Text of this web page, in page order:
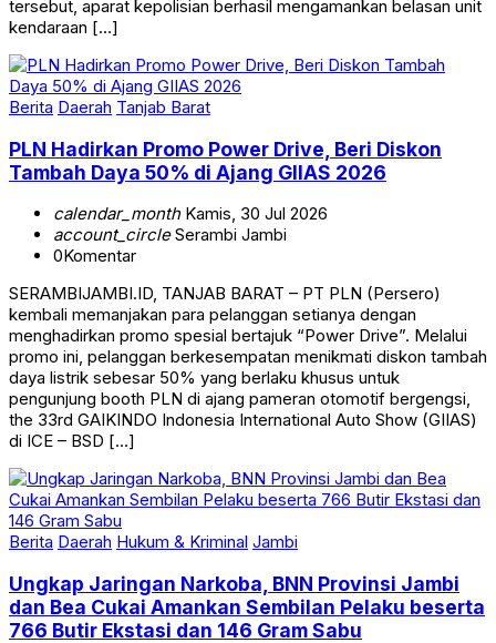
tersebut, aparat kepolisian berhasil mengamankan belasan unit
kendaraan […]
Berita Daerah Tanjab Barat
PLN Hadirkan Promo Power Drive, Beri Diskon
Tambah Daya 50% di Ajang GIIAS 2026
calendar_monthKamis, 30 Jul 2026
account_circleSerambi Jambi
0Komentar
SERAMBIJAMBI.ID, TANJAB BARAT – PT PLN (Persero)
kembali memanjakan para pelanggan setianya dengan
menghadirkan promo spesial bertajuk “Power Drive”. Melalui
promo ini, pelanggan berkesempatan menikmati diskon tambah
daya listrik sebesar 50% yang berlaku khusus untuk
pengunjung booth PLN di ajang pameran otomotif bergengsi,
the 33rd GAIKINDO Indonesia International Auto Show (GIIAS)
di ICE – BSD […]
Berita Daerah Hukum & Kriminal Jambi
Ungkap Jaringan Narkoba, BNN Provinsi Jambi
dan Bea Cukai Amankan Sembilan Pelaku beserta
766 Butir Ekstasi dan 146 Gram Sabu